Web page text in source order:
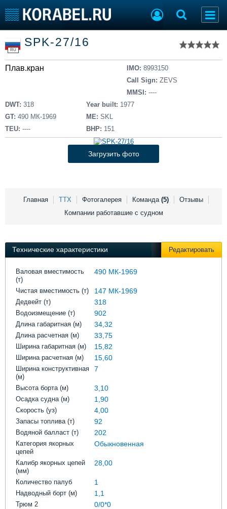
Тип судна
Добавить судно
Добавить проект
Последние 100
Пульс
Новости
Компании
Репутация
Торговая площадка
Доска объявлений
Продажа флота
Оборудование
Изделия
Материалы
Услуги
Личности
Форум
Все службы
RU
SPK-27/16
Плав.кран IMO: 8993150
Call Sign: ZEVS
MMSI: ----
DWT: 318
GT: 490 МК-1969
TEU: ----
Year built: 1977
ME: SKL
BHP: 151
Загрузить фото
Главная ТТХ Фотогалерея Команда (5)
Отзывы
Компании работавшие с судном
Технические характеристики Редактировать
Валовая вместимость
(т)
490 МК-1969
Чистая вместимость (т) 147 МК-1969
Дедвейт (т) 318
Водоизмещение (т) 902
Длина габаритная (м) 34,32
Длина расчетная (м) 33,75
Ширина габаритная (м) 15,82
Ширина расчетная (м) 15,60
Ширина конструктивная
(м)
7
Высота борта (м) 3,10
Осадка судна (м) 1,90
Скорость (уз) 4,00
Запасы топлива (т) 92
Водяной балласт (т) 202
Категория якорных
цепей
Обыкновенная
Калибр якорных цепей
(мм)
28,00
Количество палуб 1
Надводный борт (м) 1,1
Трюм 2 0/0*0